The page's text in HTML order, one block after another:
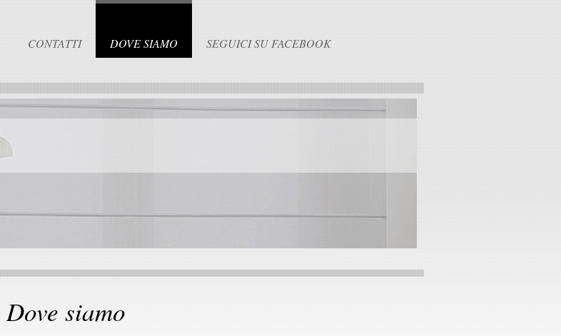
CONTATTI DOVE SIAMO SEGUICI SU FACEBOOK
Dove siamo